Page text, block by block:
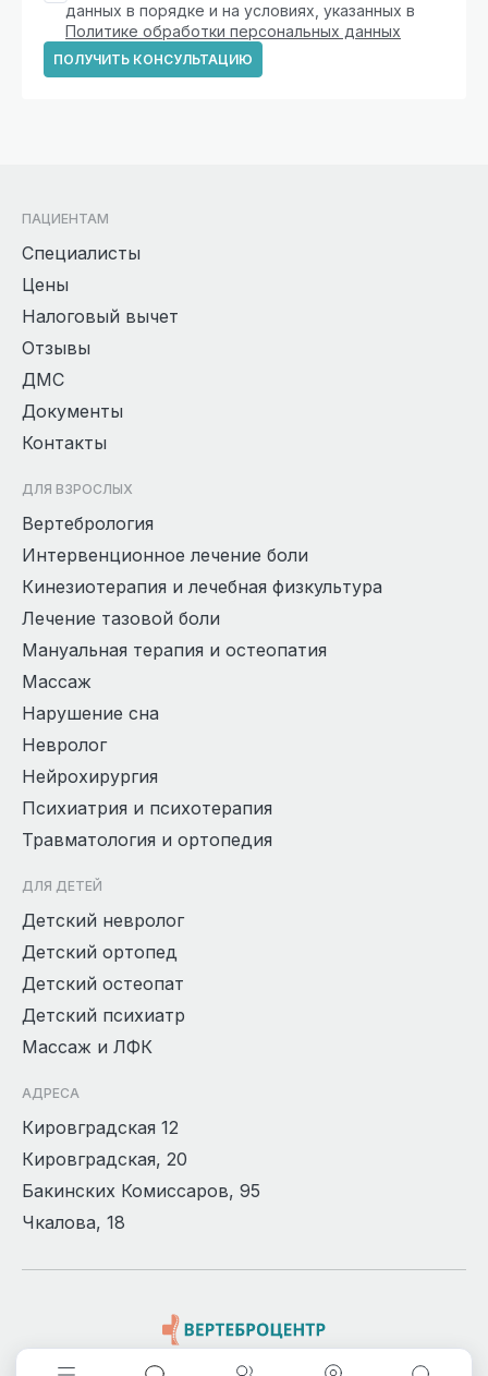
данных в порядке и на условиях, указанных в
Политике обработки персональных данных
ПОЛУЧИТЬ КОНСУЛЬТАЦИЮ
ПАЦИЕНТАМ
Специалисты
Цены
Налоговый вычет
Отзывы
ДМС
Документы
Контакты
ДЛЯ ВЗРОСЛЫХ
Вертебрология
Интервенционное лечение боли
Кинезиотерапия и лечебная физкультура
Лечение тазовой боли
Мануальная терапия и остеопатия
Массаж
Нарушение сна
Невролог
Нейрохирургия
Психиатрия и психотерапия
Травматология и ортопедия
ДЛЯ ДЕТЕЙ
Детский невролог
Детский ортопед
Детский остеопат
Детский психиатр
Массаж и ЛФК
АДРЕСА
Кировградская 12
Кировградская, 20
Бакинских Комиссаров, 95
Чкалова, 18